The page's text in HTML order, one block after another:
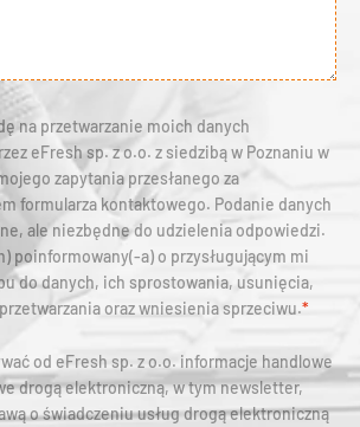
na przetwarzanie moich danych
eFresh sp. z o.o. z siedzibą w Poznaniu w
zapytania przesłanego za
formularza kontaktowego. Podanie danych
ale niezbędne do udzielenia odpowiedzi.
poinformowany(-a) o przysługującym mi
do danych, ich sprostowania, usunięcia,
oraz wniesienia sprzeciwu.*
od eFresh sp. z o.o. informacje handlowe
drogą elektroniczną, w tym newsletter,
o świadczeniu usług drogą elektroniczną